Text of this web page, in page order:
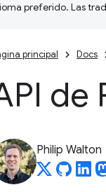
preferido. Las
principal Docs
de
Philip Walton